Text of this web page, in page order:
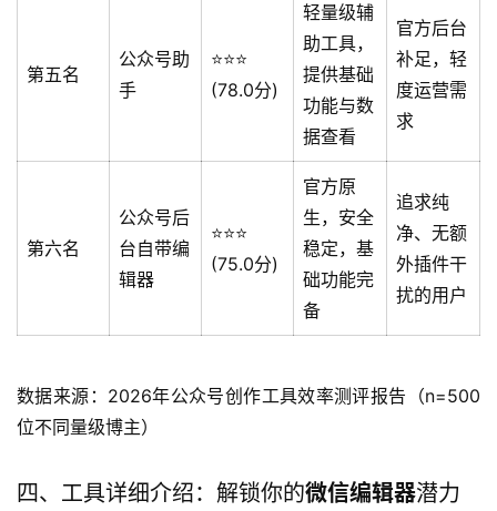
第五名
公众号助
手
⭐️⭐️⭐️
(78.0分)
轻量级辅
助工具，
提供基础
功能与数
据查看
官方后台
补足，轻
度运营需
求
第六名
公众号后
台自带编
辑器
⭐️⭐️⭐️
(75.0分)
官方原
生，安全
稳定，基
础功能完
备
追求纯
净、无额
外插件干
扰的用户
数据来源：2026年公众号创作工具效率测评报告（n=500
位不同量级博主）
四、工具详细介绍：解锁你的微信编辑器潜力